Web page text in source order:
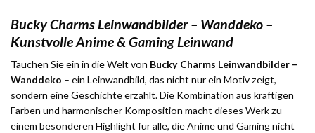
Bucky Charms Leinwandbilder – Wanddeko –
Kunstvolle Anime & Gaming Leinwand
Tauchen Sie ein in die Welt von Bucky Charms Leinwandbilder –
Wanddeko – ein Leinwandbild, das nicht nur ein Motiv zeigt,
sondern eine Geschichte erzählt. Die Kombination aus kräftigen
Farben und harmonischer Komposition macht dieses Werk zu
einem besonderen Highlight für alle, die Anime und Gaming nicht